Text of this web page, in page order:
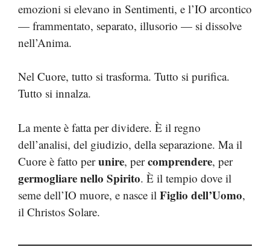
emozioni si elevano in Sentimenti, e l’IO arcontico
— frammentato, separato, illusorio — si dissolve
nell’Anima.
Nel Cuore, tutto si trasforma. Tutto si purifica.
Tutto si innalza.
La mente è fatta per dividere. È il regno
dell’analisi, del giudizio, della separazione. Ma il
Cuore è fatto perunire, percomprendere, per
germogliare nello Spirito. È il tempio dove il
seme dell’IO muore, e nasce il Figlio dell’Uomo,
il Christos Solare.